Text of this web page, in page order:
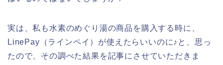
実は、私も水素のめぐり湯の商品を購入する時に、
LinePay（ラインペイ）が使えたらいいのに♪と、思っ
たので、その調べた結果を記事にさせていただきま